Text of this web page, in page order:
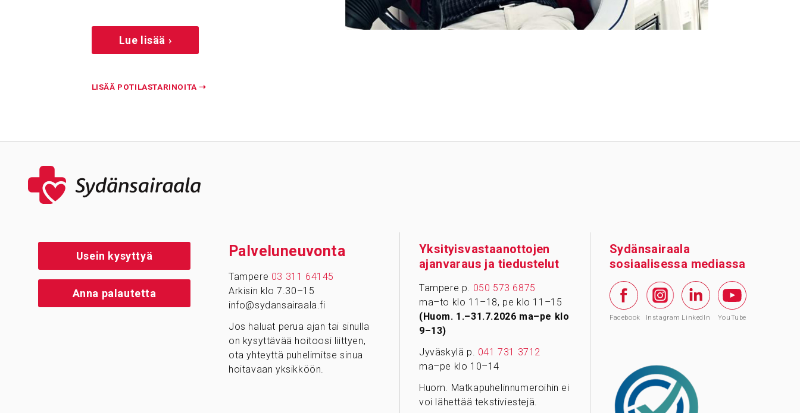
Lue lisää ›
LISÄÄ POTILASTARINOITA➝
Usein kysyttyä
Anna palautetta
Palve­lu­neu­vonta
Tampere 03 311 64145
Arkisin klo 7.30–15
info@sydansairaala.fi
Jos haluat perua ajan tai sinulla
on kysyttävää hoitoosi liittyen,
ota yhteyttä puhelimitse sinua
hoitavaan yksikköön.
Yksityisvastaanottojen
ajanvaraus ja tiedustelut
Tampere p. 050 573 6875
ma–to klo 11–18, pe klo 11–15
(Huom. 1.–31.7.2026 ma–pe klo
9–13)
Jyväskylä p. 041 731 3712
ma–pe klo 10–14
Huom. Matkapuhelinnumeroihin ei
voi lähettää tekstiviestejä.
Sydänsairaala
sosiaalisessa mediassa
Facebook Instagram LinkedIn YouTube